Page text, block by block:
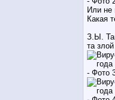
Или не
Какая
З.Ы.
та